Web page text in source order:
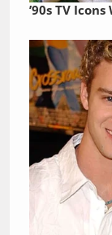
’90s TV